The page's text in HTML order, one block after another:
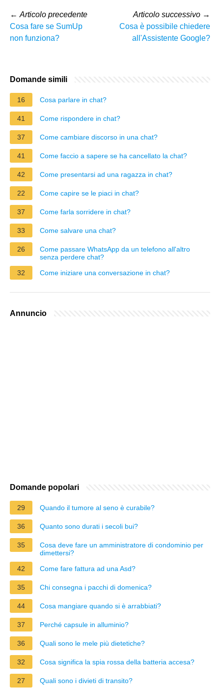
← Articolo precedente
Cosa fare se SumUp
non funziona?
Articolo successivo →
Cosa è possibile chiedere
all'Assistente Google?
Domande simili
16 Cosa parlare in chat?
41 Come rispondere in chat?
37 Come cambiare discorso in una chat?
41 Come faccio a sapere se ha cancellato la chat?
42 Come presentarsi ad una ragazza in chat?
22 Come capire se le piaci in chat?
37 Come farla sorridere in chat?
33 Come salvare una chat?
26
Come passare WhatsApp da un telefono all'altro
senza perdere chat?
32
Come iniziare una conversazione in chat?
Annuncio
Domande popolari
29 Quando il tumore al seno è curabile?
36 Quanto sono durati i secoli bui?
35
Cosa deve fare un amministratore di condominio per
dimettersi?
42
Come fare fattura ad una Asd?
35 Chi consegna i pacchi di domenica?
44 Cosa mangiare quando si è arrabbiati?
37 Perché capsule in alluminio?
36 Quali sono le mele più dietetiche?
32 Cosa significa la spia rossa della batteria accesa?
27 Quali sono i divieti di transito?